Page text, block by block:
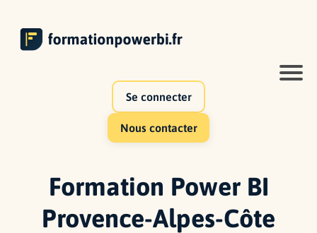
Se connecter
Nous contacter
Formation Power BI
Provence-Alpes-Côte